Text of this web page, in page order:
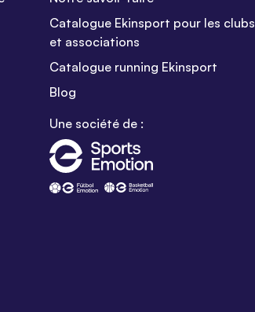
Catalogue Ekinsport pour les clubs
et associations
Catalogue running Ekinsport
Blog
Une société de :